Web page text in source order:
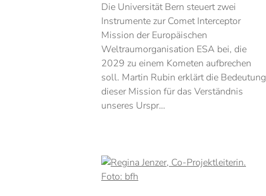
Die Universität Bern steuert zwei
Instrumente zur Comet Interceptor
Mission der Europäischen
Weltraumorganisation ESA bei, die
2029 zu einem Kometen aufbrechen
soll. Martin Rubin erklärt die Bedeutung
dieser Mission für das Verständnis
unseres Urspr…